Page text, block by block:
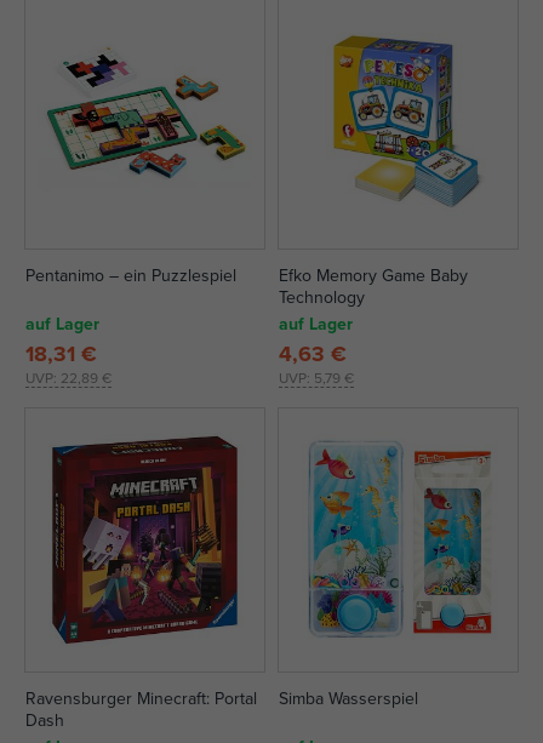
Pentanimo – ein Puzzlespiel
auf Lager
UVP: 22,89 €
18,31 €
Efko Memory Game Baby
Technology
auf Lager
UVP: 5,79 €
4,63 €
Ravensburger Minecraft: Portal
Dash
Simba Wasserspiel